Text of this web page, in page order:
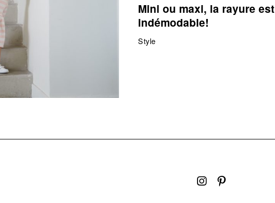
Mini ou maxi, la rayure est
indémodable!
Style